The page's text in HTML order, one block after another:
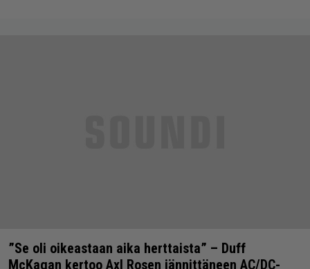
”Se oli oikeastaan aika herttaista” – Duff
McKagan kertoo Axl Rosen jännittäneen AC/DC-